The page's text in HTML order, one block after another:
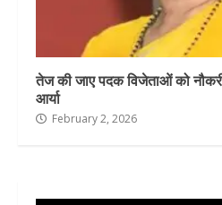
तेज की जाए पदक विजेताओं को
आर्या
February 2, 2026